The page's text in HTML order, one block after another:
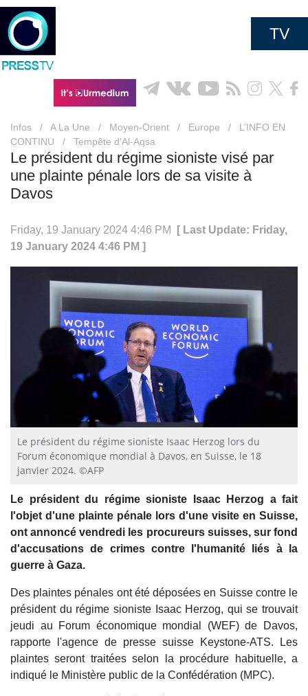
TV
Infos / A La Une / Moyen-Orient / Europe /
L’INFO EN
CONTINU
/ Tempête d’Al-Aqsa
Le président du régime sioniste visé par
une plainte pénale lors de sa visite à
Davos
Friday, 19 January 2024 4:46 PM
[ Last Update: Friday,
19 January 2024 4:46 PM ]
Le président du régime sioniste Isaac Herzog lors du
Forum économique mondial à Davos, en Suisse, le 18
janvier 2024. ©AFP
Le président du régime sioniste Isaac Herzog a fait
l'objet d'une plainte pénale lors d'une visite en Suisse,
ont annoncé vendredi les procureurs suisses, sur fond
d'accusations de crimes contre l'humanité liés à la
guerre à Gaza.
Des plaintes pénales ont été déposées en Suisse contre le
président du régime sioniste Isaac Herzog, qui se trouvait
jeudi au Forum économique mondial (WEF) de Davos,
rapporte l'agence de presse suisse Keystone-ATS. Les
plaintes seront traitées selon la procédure habituelle, a
indiqué le Ministère public de la Confédération (MPC).